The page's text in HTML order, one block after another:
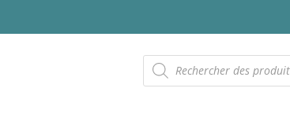
Recherche
de
produits